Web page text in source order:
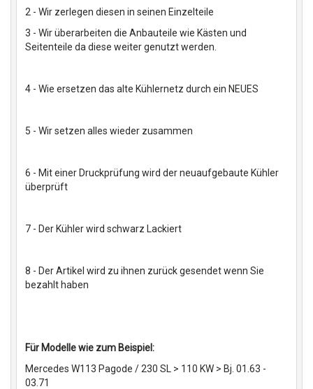
2 - Wir zerlegen diesen in seinen Einzelteile
3 - Wir überarbeiten die Anbauteile wie Kästen und
Seitenteile da diese weiter genutzt werden.
4 - Wie ersetzen das alte Kühlernetz durch ein NEUES
5 - Wir setzen alles wieder zusammen
6 - Mit einer Druckprüfung wird der neuaufgebaute Kühler
überprüft
7 - Der Kühler wird schwarz Lackiert
8 - Der Artikel wird zu ihnen zurück gesendet wenn Sie
bezahlt haben
Für Modelle wie zum Beispiel:
Mercedes W113 Pagode / 230 SL > 110 KW > Bj. 01.63 -
03.71